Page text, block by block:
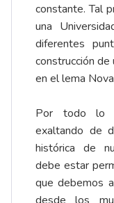
constante. Tal
una
diferentes
construcción de
en el lema
Por todo lo
exaltando de
histórica de
debe estar
que debemos